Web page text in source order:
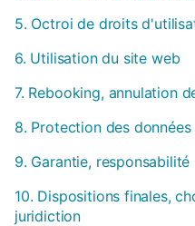
5. Octroi de droits
6. Utilisation du site web
7. Rebooking, annulation
8. Protection des données
9. Garantie, responsabilité
10. Dispositions finales,
juridiction